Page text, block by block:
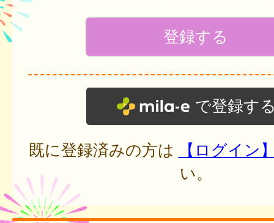
で登録す
既に登録済みの方は
【ログイン
い。